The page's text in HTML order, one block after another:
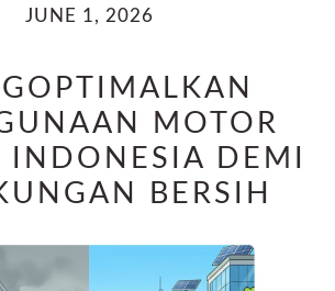
JUNE 1, 2026
MOTOR
INDONESIA DEMI
BERSIH